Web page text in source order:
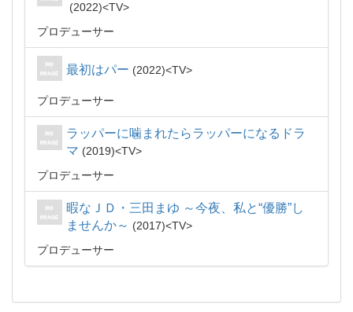
2022
TV
プロデューサー
最初はパー 2022 TV
プロデューサー
ラッパーに噛まれたらラッパーになるドラ
マ
2019
TV
プロデューサー
暇なＪＤ・三田まゆ ～今夜、私と“優勝”し
ませんか～
2017
TV
プロデューサー